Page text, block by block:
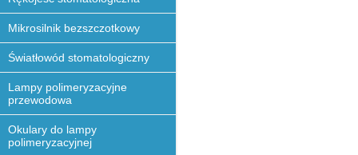
Mikrosilnik bezszczotkowy
Światłowód stomatologiczny
Lampy polimeryzacyjne
przewodowa
Okulary do lampy
polimeryzacyjnej